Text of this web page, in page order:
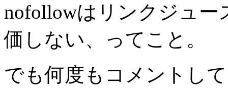
nofollowはリンクジュ
価しない、ってこと。
でも何度もコメントし